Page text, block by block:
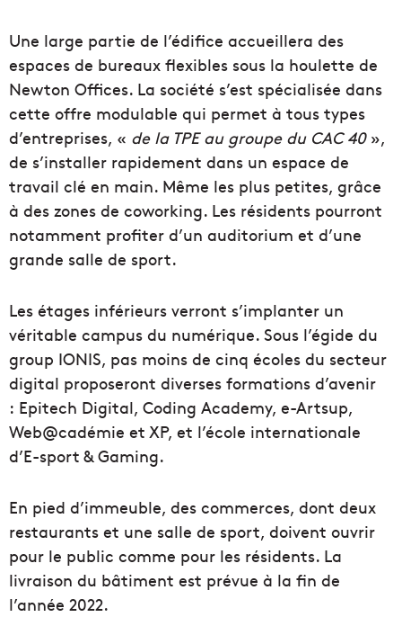
Une large partie de l’édifice accueillera des
espaces de bureaux flexibles sous la houlette de
Newton Offices. La société s’est spécialisée dans
cette offre modulable qui permet à tous types
d’entreprises, « de la TPE au groupe du CAC 40»,
de s’installer rapidement dans un espace de
travail clé en main. Même les plus petites, grâce
à des zones de coworking. Les résidents pourront
notamment profiter d’un auditorium et d’une
grande salle de sport.
Les étages inférieurs verront s’implanter un
véritable campus du numérique. Sous l’égide du
group IONIS, pas moins de cinq écoles du secteur
digital proposeront diverses formations d’avenir
: Epitech Digital, Coding Academy, e-Artsup,
Web@cadémie et XP, et l’école internationale
d’E-sport & Gaming.
En pied d’immeuble, des commerces, dont deux
restaurants et une salle de sport, doivent ouvrir
pour le public comme pour les résidents. La
livraison du bâtiment est prévue à la fin de
l’année 2022.